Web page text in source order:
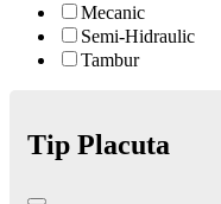
Mecanic
Semi-Hidraulic
Tambur
Tip Placuta